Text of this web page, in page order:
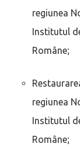
regiunea
Institutul
Române;
regiunea
Institutul
Române;